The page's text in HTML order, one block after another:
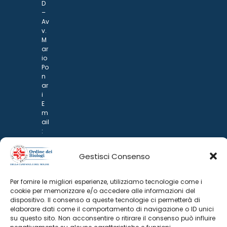
Gestisci Consenso
Per fornire le migliori esperienze, utilizziamo tecnologie come i
cookie per memorizzare e/o accedere alle informazioni del
dispositivo. Il consenso a queste tecnologie ci permetterà di
elaborare dati come il comportamento di navigazione o ID unici
su questo sito. Non acconsentire o ritirare il consenso può influire
D
–
Av
v.
M
ar
io
Po
n
ar
i
E
m
ail
:
rp
d
@
p
n
ar
i.it